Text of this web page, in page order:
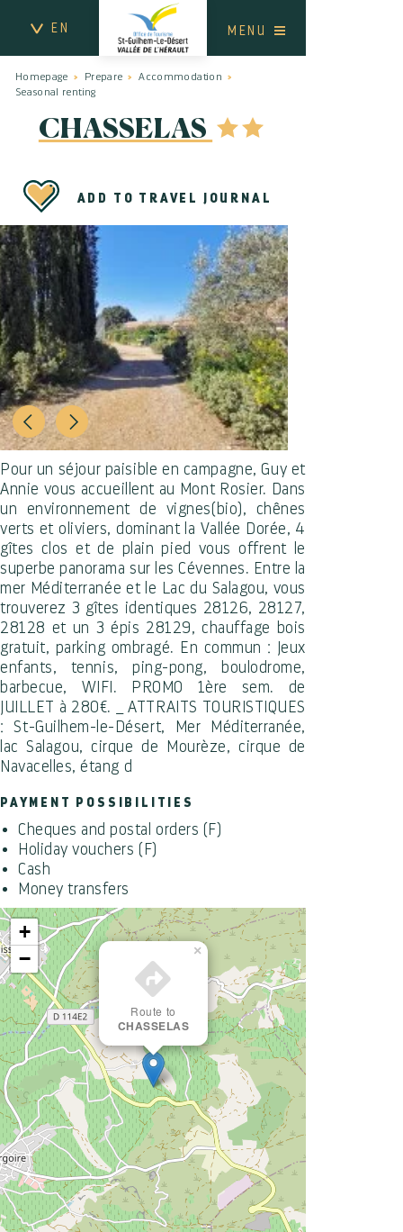
EN MENU
CHASSELAS
Homepage Prepare
Accommodation
Seasonal renting
ADD TO TRAVEL JOURNAL
Pour un séjour paisible en campagne, Guy et
Annie vous accueillent au Mont Rosier. Dans
un environnement de vignes(bio), chênes
verts et oliviers, dominant la Vallée Dorée, 4
gîtes clos et de plain pied vous offrent le
superbe panorama sur les Cévennes. Entre la
mer Méditerranée et le Lac du Salagou, vous
trouverez 3 gîtes identiques 28126, 28127,
28128 et un 3 épis 28129, chauffage bois
gratuit, parking ombragé. En commun : Jeux
enfants, tennis, ping-pong, boulodrome,
barbecue, WIFI. PROMO 1ère sem. de
JUILLET à 280€. _ ATTRAITS TOURISTIQUES
: St-Guilhem-le-Désert, Mer Méditerranée,
lac Salagou, cirque de Mourèze, cirque de
Navacelles, étang d
PAYMENT POSSIBILITIES
Cheques and postal orders (F)
Holiday vouchers (F)
Cash
Money transfers
Route to
CHASSELAS
×
+
−